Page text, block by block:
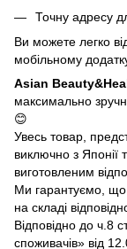
Точну адресу
Ви можете легко
мобільному
Asian
максимально
😊
Увесь товар,
виключно з Японії
виготовленим
Ми гарантуємо, що
на складі
Відповідно до ч.8
споживачів» від